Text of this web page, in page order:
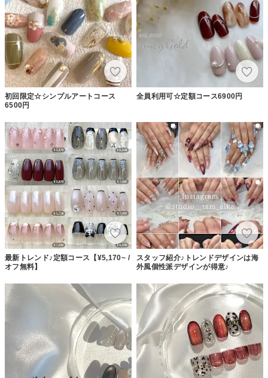
初回限定☆シンプルアートコース
6500円
全員利用可☆定額コース6900円
最新トレンド♪定額コース【¥5,170~ /
オフ無料】
スタッフ紹介♪トレンドデザインは海
外風個性派デザインが得意♪